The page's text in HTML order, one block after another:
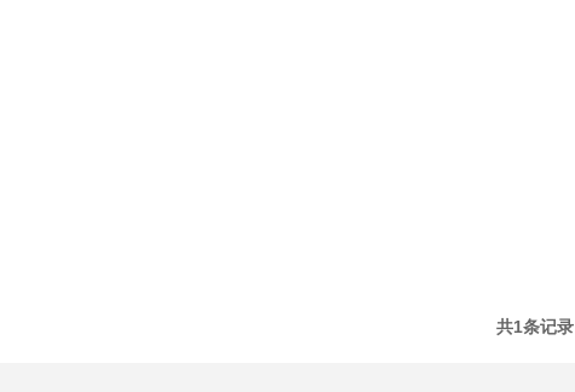
共1条记录